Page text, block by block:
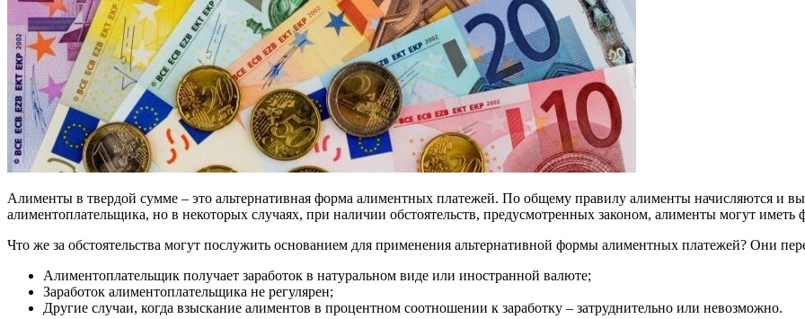
Алименты в твердой сумме – это альтернативная форма алиментных платежей. По общему правилу алименты начисляются и
алиментоплательщика, но в некоторых случаях, при наличии обстоятельств, предусмотренных законом, алименты могут
Что же за обстоятельства могут послужить основанием для применения альтернативной формы алиментных платежей? Они
Алиментоплательщик получает заработок в натуральном виде или иностранной валюте;
Заработок алиментоплательщика не регулярен;
Другие случаи, когда взыскание алиментов в процентном соотношении к заработку – затруднительно или невозможно.